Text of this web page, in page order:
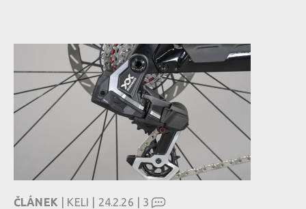
ČLÁNEK | KELI | 24.2.26 | 3